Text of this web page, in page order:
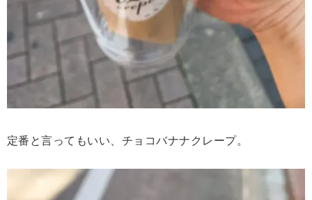
定番と言ってもいい、チョコバナナクレープ。